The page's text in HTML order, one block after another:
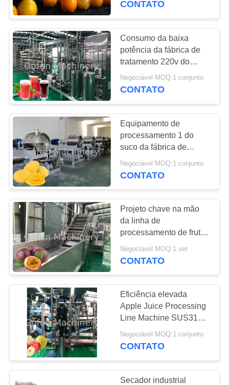
CONTATO
Consumo da baixa
potência da fábrica de
tratamento 220v do
mirtilo da indústria
alimentar
Negociável MOQ:1 conjunto
CONTATO
Equipamento de
processamento 1 do
suco da fábrica de
tratamento do suco da
manga da segurança -
Negociável MOQ:1 conjunto
CONTATO
Projeto chave na mão
da linha de
processamento de frutas
industrial SUS304
Negociável MOQ:1 set
CONTATO
Eficiência elevada
Apple Juice Processing
Line Machine SUS316
30T/H 7.5kw
Negociável MOQ:1 conjunto
CONTATO
Secador industrial